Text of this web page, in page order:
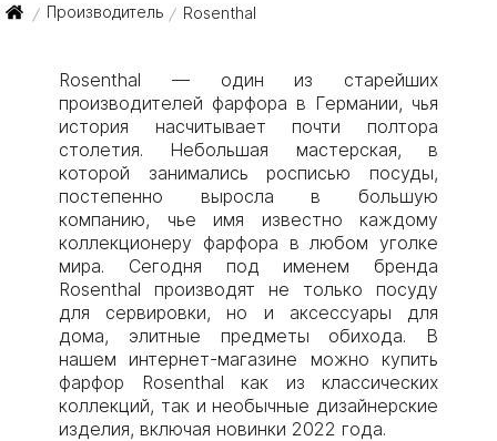
/ Производитель / Rosenthal
Rosenthal — один из старейших
производителей фарфора в Германии, чья
история насчитывает почти полтора
столетия. Небольшая мастерская, в
которой занимались росписью посуды,
постепенно выросла в большую
компанию, чье имя известно каждому
коллекционеру фарфора в любом уголке
мира. Сегодня под именем бренда
Rosenthal производят не только посуду
для сервировки, но и аксессуары для
дома, элитные предметы обихода. В
нашем интернет-магазине можно купить
фарфор Rosenthal как из классических
коллекций, так и необычные дизайнерские
изделия, включая новинки 2022 года.